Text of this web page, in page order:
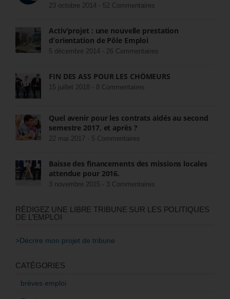
23 octobre 2014 - 52 Commentaires
Activ’projet : une nouvelle prestation
d’orientation de Pôle Emploi
5 décembre 2014 - 26 Commentaires
FIN DES ASS POUR LES CHÔMEURS
15 juillet 2018 - 8 Commentaires
Quel avenir pour les contrats aidés au second
semestre 2017, et après ?
22 mai 2017 - 5 Commentaires
Baisse des financements des missions locales
attendue pour 2016.
3 novembre 2015 - 3 Commentaires
RÉDIGEZ UNE LIBRE TRIBUNE SUR LES POLITIQUES
DE L’EMPLOI
>Décrire mon projet de tribune
CATÉGORIES
brèves emploi